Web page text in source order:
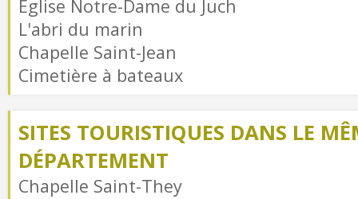
Eglise Notre-Dame du Juch
L'abri du marin
Chapelle Saint-Jean
Cimetière à bateaux
SITES TOURISTIQUES DANS LE
DÉPARTEMENT
Chapelle Saint-They